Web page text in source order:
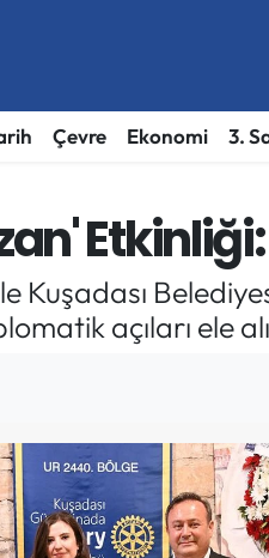
Çevre Ekonomi 3.
Kuşadası
açıları ele